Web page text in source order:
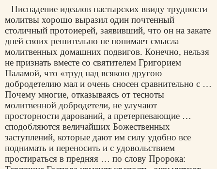
Ниспадение идеалов пастырских ввиду трудности
молитвы хорошо выразил один почтенный
столичный протоиерей, заявивший, что он на закате
дней своих решительно не понимает смысла
молитвенных домашних подвигов. Конечно, нельзя
не признать вместе со святителем Григорием
Паламой, что «труд над всякою другою
добродетелию мал и очень сносен сравнительно с …
Почему многие, отказываясь от тесноты
молитвенной добродетели, не улучают
просторности дарований, а претерпевающие …
сподобляются величайших Божественных
заступлений, которые дают им силу удобно все
поднимать и переносить и с удовольствием
простираться в предняя … по слову Пророка: